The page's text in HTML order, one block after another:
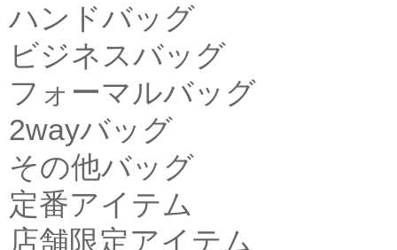
ハンドバッグ
ビジネスバッグ
フォーマルバッグ
2wayバッグ
その他バッグ
定番アイテム
店舗限定アイテム